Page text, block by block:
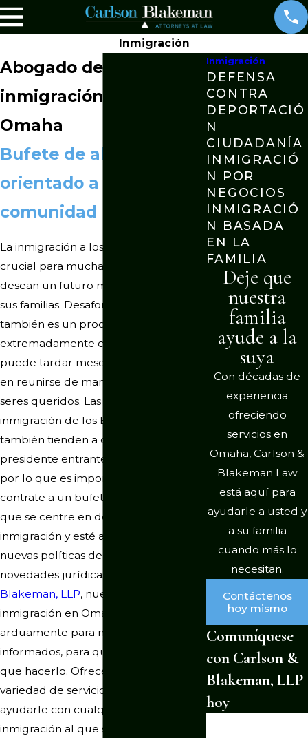
Inmigración
Abogado de
inmigración general en
Omaha
Bufete de abogados
orientado a la
comunidad
La inmigración a los Estados Unidos es
crucial para muchas personas que
desean un futuro mejor para ellos y
sus familias. Desafortunadamente,
también es un proceso
extremadamente complicado y
puede tardar meses (o incluso años)
en reunirse de manera segura con sus
seres queridos. Las políticas de
inmigración de los Estados Unidos
también tienden a cambiar con cada
presidente entrante y el Congreso,
por lo que es importante que
contrate a un bufete de abogados
que se centre en derecho de
inmigración y esté al día de todas las
nuevas políticas de inmigración y
novedades jurídicas. En
Blakeman, LLP, nuestros abogados de
inmigración en Omaha trabajan
arduamente para mantenerse
informados, para que usted no tenga
que hacerlo. Ofrecemos una gran
variedad de servicios legales para
ayudarle con cualquier asunto de
inmigración al que se enfrente, desde
Inmigración
DEFENSA
CONTRA
DEPORTACIÓ
N
CIUDADANÍA
INMIGRACIÓ
N POR
NEGOCIOS
INMIGRACIÓ
N BASADA
EN LA
FAMILIA
Deje que
nuestra
familia
ayude a la
suya
Con décadas de
experiencia
ofreciendo
servicios en
Omaha, Carlson &
Blakeman Law
está aquí para
ayudarle a usted y
a su familia
cuando más lo
necesitan.
Contáctenos
hoy mismo
Comuníquese
con Carlson &
Blakeman, LLP
hoy